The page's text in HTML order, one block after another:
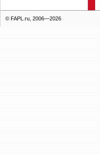
© FAPL.ru, 2006—2026